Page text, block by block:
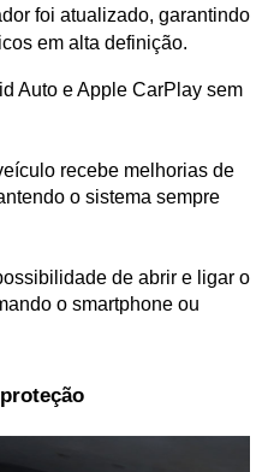
foi atualizado, garantindo
em alta definição.
Auto e Apple CarPlay sem
recebe melhorias de
o sistema sempre
de abrir e ligar o
o smartphone ou